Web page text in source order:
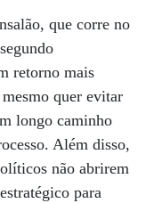
que corre no
retorno mais
quer evitar
longo caminho
Além disso,
não abrirem
para